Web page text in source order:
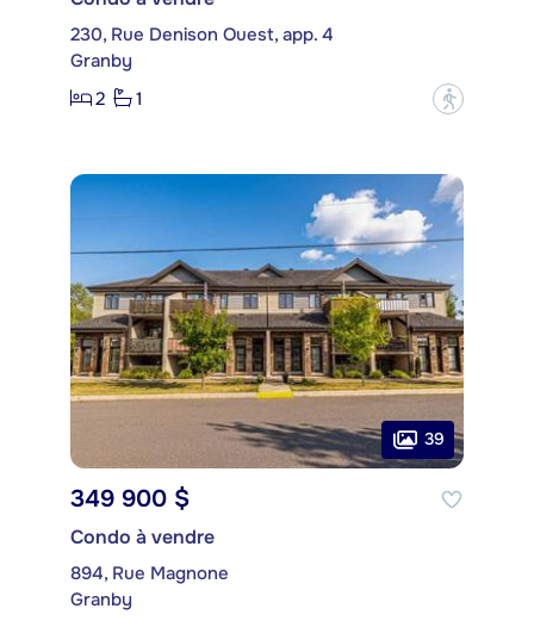
230, Rue Denison Ouest, app. 4
Granby
2
1 ?
39
349 900 $
Condo à vendre
894, Rue Magnone
Granby